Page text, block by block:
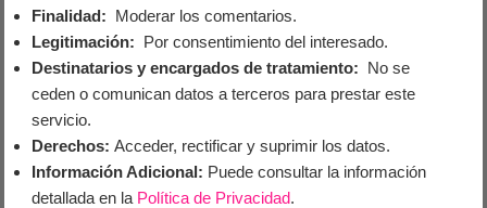
Finalidad: Moderar los comentarios.
Legitimación: Por consentimiento del interesado.
Destinatarios y encargados de tratamiento: No se
ceden o comunican datos a terceros para prestar este
servicio.
Derechos: Acceder, rectificar y suprimir los datos.
Información Adicional: Puede consultar la información
detallada en la Política de Privacidad.